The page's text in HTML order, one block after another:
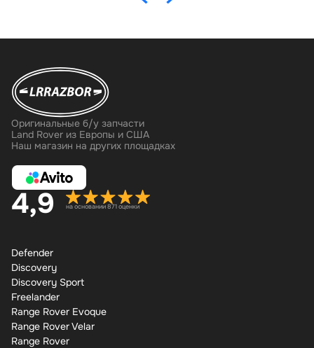
Оригинальные б/у запчасти
Land Rover из Европы и США
Наш магазин на других площадках
4,9 на основании 871 оценки
Defender
Discovery
Discovery Sport
Freelander
Range Rover Evoque
Range Rover Velar
Range Rover